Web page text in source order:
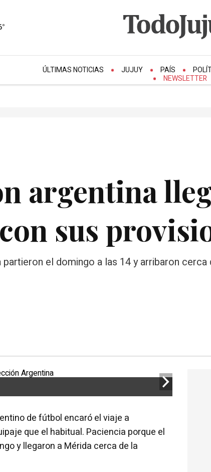
ÚLTIMAS NOTICIAS JUJUY PAÍS
NEWSLETTER
argentina
sus
el domingo a las 14 y arribaron
de fútbol encaró el viaje a
que el habitual. Paciencia porque el
y llegaron a Mérida cerca de la